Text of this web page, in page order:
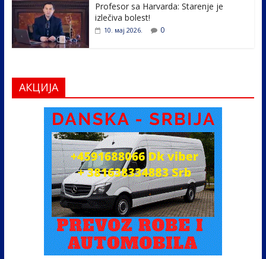
Profesor sa Harvarda: Starenje je
izlečiva bolest!
10. мај 2026. 0
АКЦИЈА